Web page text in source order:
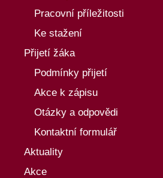
Pracovní příležitosti
Ke stažení
Přijetí žáka
Podmínky přijetí
Akce k zápisu
Otázky a odpovědi
Kontaktní formulář
Aktuality
Akce